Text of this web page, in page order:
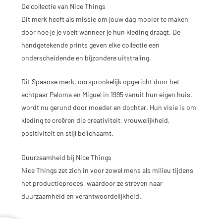
De collectie van Nice Things
Dit merk heeft als missie om jouw dag mooier te maken
door hoe je je voelt wanneer je hun kleding draagt. De
handgetekende prints geven elke collectie een
onderscheidende en bijzondere uitstraling.
Dit Spaanse merk, oorspronkelijk opgericht door het
echtpaar Paloma en Miguel in 1995 vanuit hun eigen huis,
wordt nu gerund door moeder en dochter. Hun visie is om
kleding te creëren die creativiteit, vrouwelijkheid,
positiviteit en stijl belichaamt.
Duurzaamheid bij Nice Things
Nice Things zet zich in voor zowel mens als milieu tijdens
het productieproces, waardoor ze streven naar
duurzaamheid en verantwoordelijkheid.